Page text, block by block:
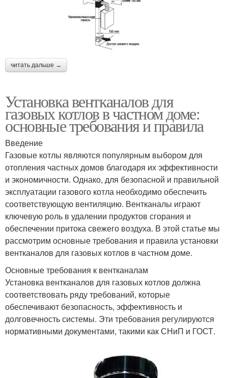
читать дальше →
Установка вентканалов для
газовых котлов в частном доме:
основные требования и правила
Введение
Газовые котлы являются популярным выбором для
отопления частных домов благодаря их эффективности
и экономичности. Однако, для безопасной и правильной
эксплуатации газового котла необходимо обеспечить
соответствующую вентиляцию. Вентканалы играют
ключевую роль в удалении продуктов сгорания и
обеспечении притока свежего воздуха. В этой статье мы
рассмотрим основные требования и правила установки
вентканалов для газовых котлов в частном доме.
Основные требования к вентканалам
Установка вентканалов для газовых котлов должна
соответствовать ряду требований, которые
обеспечивают безопасность, эффективность и
долговечность системы. Эти требования регулируются
нормативными документами, такими как СНиП и ГОСТ.